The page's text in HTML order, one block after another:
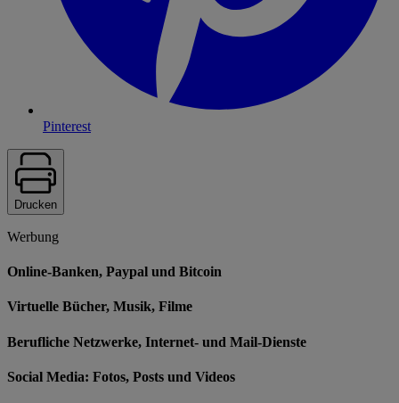
Pinterest
Drucken
Werbung
Online-Banken, Paypal und Bitcoin
Virtuelle Bücher, Musik, Filme
Berufliche Netzwerke, Internet- und Mail-Dienste
Social Media: Fotos, Posts und Videos